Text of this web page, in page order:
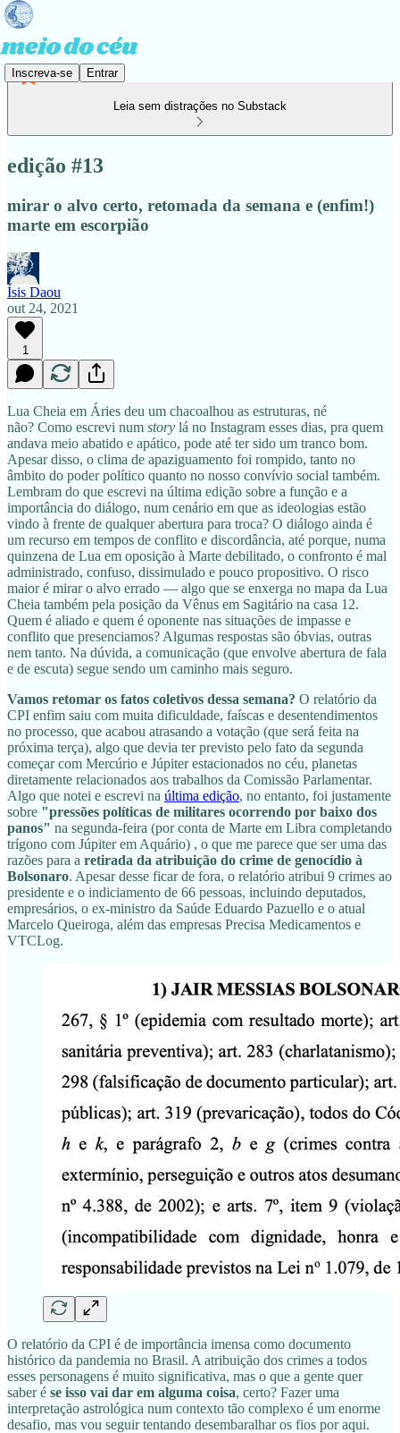
Inscreva-se Entrar
Leia sem distrações no Substack
edição #13
mirar o alvo certo, retomada da semana e (enfim!)
marte em escorpião
Ísis Daou
out 24, 2021
1
Lua Cheia em Áries deu um chacoalhou as estruturas, né
não? Como escrevi num story lá no Instagram esses dias, pra quem
andava meio abatido e apático, pode até ter sido um tranco bom.
Apesar disso, o clima de apaziguamento foi rompido, tanto no
âmbito do poder político quanto no nosso convívio social também.
Lembram do que escrevi na última edição sobre a função e a
importância do diálogo, num cenário em que as ideologias estão
vindo à frente de qualquer abertura para troca? O diálogo ainda é
um recurso em tempos de conflito e discordância, até porque, numa
quinzena de Lua em oposição à Marte debilitado, o confronto é mal
administrado, confuso, dissimulado e pouco propositivo. O risco
maior é mirar o alvo errado — algo que se enxerga no mapa da Lua
Cheia também pela posição da Vênus em Sagitário na casa 12.
Quem é aliado e quem é oponente nas situações de impasse e
conflito que presenciamos? Algumas respostas são óbvias, outras
nem tanto. Na dúvida, a comunicação (que envolve abertura de fala
e de escuta) segue sendo um caminho mais seguro.
Vamos retomar os fatos coletivos dessa semana? O relatório da
CPI enfim saiu com muita dificuldade, faíscas e desentendimentos
no processo, que acabou atrasando a votação (que será feita na
próxima terça), algo que devia ter previsto pelo fato da segunda
começar com Mercúrio e Júpiter estacionados no céu, planetas
diretamente relacionados aos trabalhos da Comissão Parlamentar.
Algo que notei e escrevi na última edição, no entanto, foi justamente
sobre "pressões políticas de militares ocorrendo por baixo dos
panos" na segunda-feira (por conta de Marte em Libra completando
trígono com Júpiter em Aquário) , o que me parece que ser uma das
razões para a retirada da atribuição do crime de genocídio à
Bolsonaro. Apesar desse ficar de fora, o relatório atribui 9 crimes ao
presidente e o indiciamento de 66 pessoas, incluindo deputados,
empresários, o ex-ministro da Saúde Eduardo Pazuello e o atual
Marcelo Queiroga, além das empresas Precisa Medicamentos e
VTCLog.
O relatório da CPI é de importância imensa como documento
histórico da pandemia no Brasil. A atribuição dos crimes a todos
esses personagens é muito significativa, mas o que a gente quer
saber é se isso vai dar em alguma coisa, certo? Fazer uma
interpretação astrológica num contexto tão complexo é um enorme
desafio, mas vou seguir tentando desembaralhar os fios por aqui.